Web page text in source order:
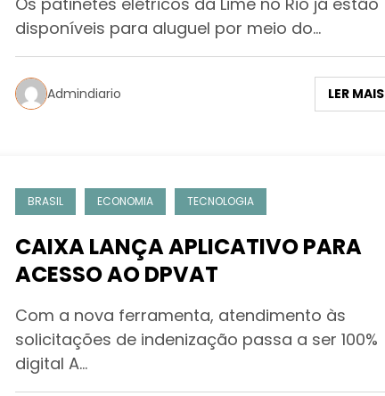
disponíveis para aluguel por meio do…
Admindiario LER MAIS
BRASIL ECONOMIA TECNOLOGIA
CAIXA LANÇA APLICATIVO PARA
ACESSO AO DPVAT
Com a nova ferramenta, atendimento às
solicitações de indenização passa a ser 100%
digital A…